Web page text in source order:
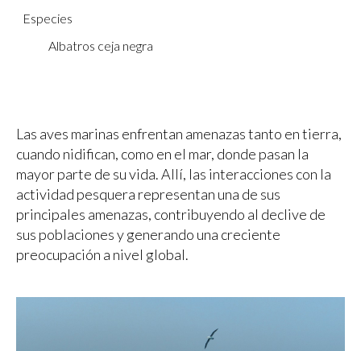
Especies
Albatros ceja negra
Las aves marinas enfrentan amenazas tanto en tierra,
cuando nidifican, como en el mar, donde pasan la
mayor parte de su vida. Allí, las interacciones con la
actividad pesquera representan una de sus
principales amenazas, contribuyendo al declive de
sus poblaciones y generando una creciente
preocupación a nivel global.